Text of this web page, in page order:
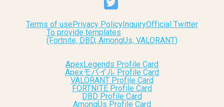
Terms of usePrivacy Policy InquiryOfficial Twitter
To provide templates
(Fortnite, DBD, AmongUs, VALORANT)
ApexLegends Profile Card
Apexモバイル Profile Card
VALORANT Profile Card
FORTNITE Profile Card
DBD Profile Card
AmongUs Profile Card